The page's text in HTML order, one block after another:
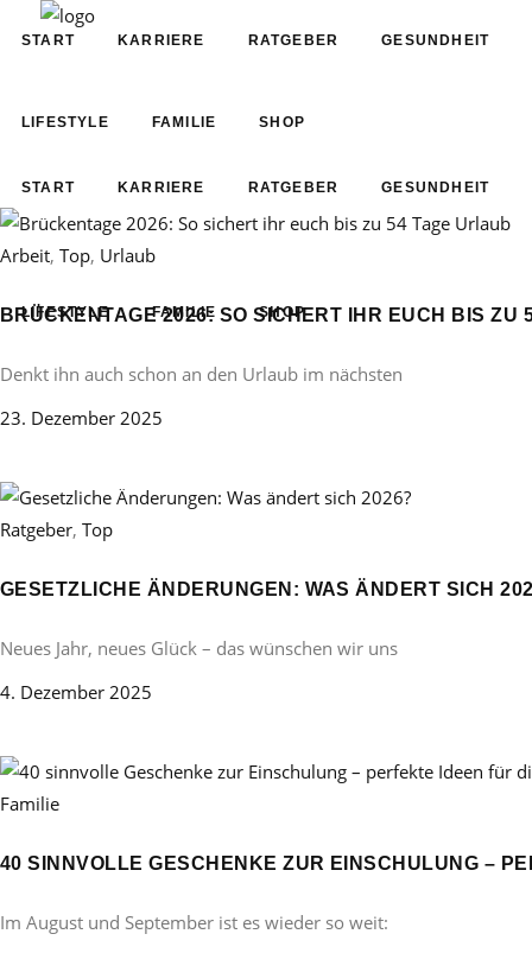
START KARRIERE RATGEBER GESUNDHEIT
LIFESTYLE FAMILIE SHOP
START KARRIERE RATGEBER GESUNDHEIT
LIFESTYLE FAMILIE SHOP
Arbeit, Top, Urlaub
BRÜCKENTAGE 2026: SO SICHERT IHR EUCH BIS ZU
Denkt ihn auch schon an den Urlaub im nächsten
23. Dezember 2025
Ratgeber, Top
GESETZLICHE ÄNDERUNGEN: WAS ÄNDERT SICH
Neues Jahr, neues Glück – das wünschen wir uns
4. Dezember 2025
Familie
40 SINNVOLLE GESCHENKE ZUR EINSCHULUNG –
Im August und September ist es wieder so weit: